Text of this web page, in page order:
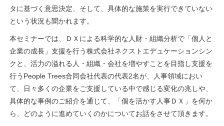
タに基づく意思決定、そして、具体的な施策を実行できていない
という状況も聞かれます。
本セミナーでは、ＤＸによる科学的な人財・組織分析で「個人と
企業の成長」支援を行う株式会社ネクストエデュケーションシン
クと、活力の溢れる人・組織・会社を増やすことを目指し支援を
行うPeople Trees合同会社代表の代表2名が、人事領域におい
て、日々多くの企業をご支援している中で感じる変化の兆しや、
具体的な事例のご紹介を通じて、「個を活かす人事ＤＸ」を何か
ら、どのように進めていくのかについてお話をさせて頂きます。